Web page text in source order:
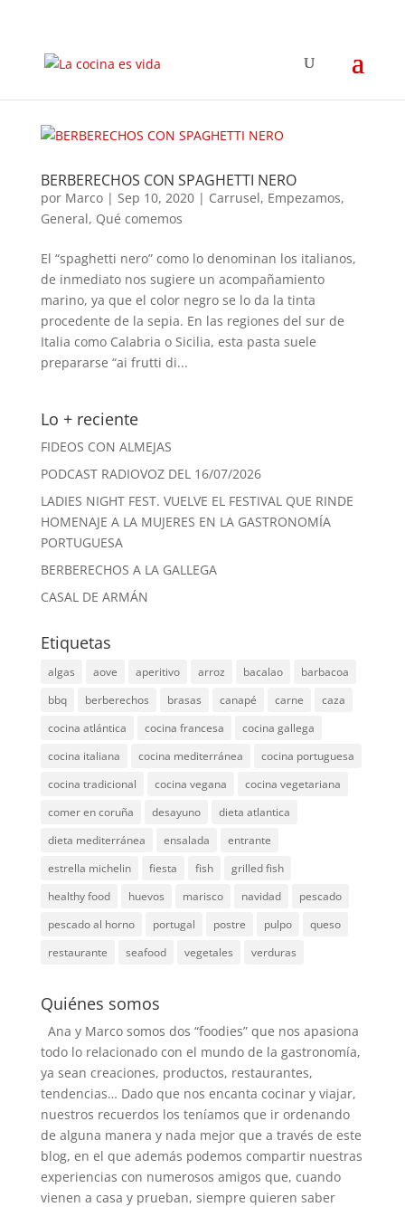
BERBERECHOS CON SPAGHETTI NERO
por Marco| Sep 10, 2020| Carrusel, Empezamos,
General, Qué comemos
El “spaghetti nero” como lo denominan los italianos,
de inmediato nos sugiere un acompañamiento
marino, ya que el color negro se lo da la tinta
procedente de la sepia. En las regiones del sur de
Italia como Calabria o Sicilia, esta pasta suele
prepararse “ai frutti di...
Lo + reciente
FIDEOS CON ALMEJAS
PODCAST RADIOVOZ DEL 16/07/2026
LADIES NIGHT FEST. VUELVE EL FESTIVAL QUE RINDE
HOMENAJE A LA MUJERES EN LA GASTRONOMÍA
PORTUGUESA
BERBERECHOS A LA GALLEGA
CASAL DE ARMÁN
Etiquetas
algas aove aperitivo arroz bacalao
barbacoa
bbq
berberechos brasas canapé carne
caza
cocina atlántica
cocina francesa
cocina gallega
cocina italiana
cocina mediterránea
cocina portuguesa
cocina tradicional
cocina vegana
cocina vegetariana
comer en coruña
desayuno
dieta atlantica
dieta mediterránea
ensalada
entrante
estrella michelin
fiesta fish
grilled fish
healthy food
huevos marisco navidad
pescado
pescado al horno
portugal postre pulpo
queso
restaurante
seafood vegetales verduras
Quiénes somos
Ana y Marco somos dos “foodies” que nos apasiona
todo lo relacionado con el mundo de la gastronomía,
ya sean creaciones, productos, restaurantes,
tendencias… Dado que nos encanta cocinar y viajar,
nuestros recuerdos los teníamos que ir ordenando
de alguna manera y nada mejor que a través de este
blog, en el que además podemos compartir nuestras
experiencias con numerosos amigos que, cuando
vienen a casa y prueban, siempre quieren saber